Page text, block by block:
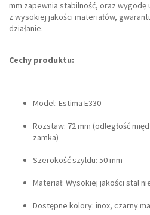
mm zapewnia stabilność, oraz wygodę
z wysokiej jakości materiałów,
działanie.
Cechy produktu:
Model: Estima E330
Rozstaw: 72 mm (odległość
zamka)
Szerokość szyldu: 50 mm
Materiał: Wysokiej jakości stal
Dostępne kolory: inox, czarny